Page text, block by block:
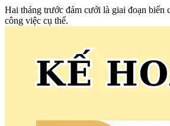
Hai tháng trước đám cưới là giai đoạn biến
công việc cụ thể.